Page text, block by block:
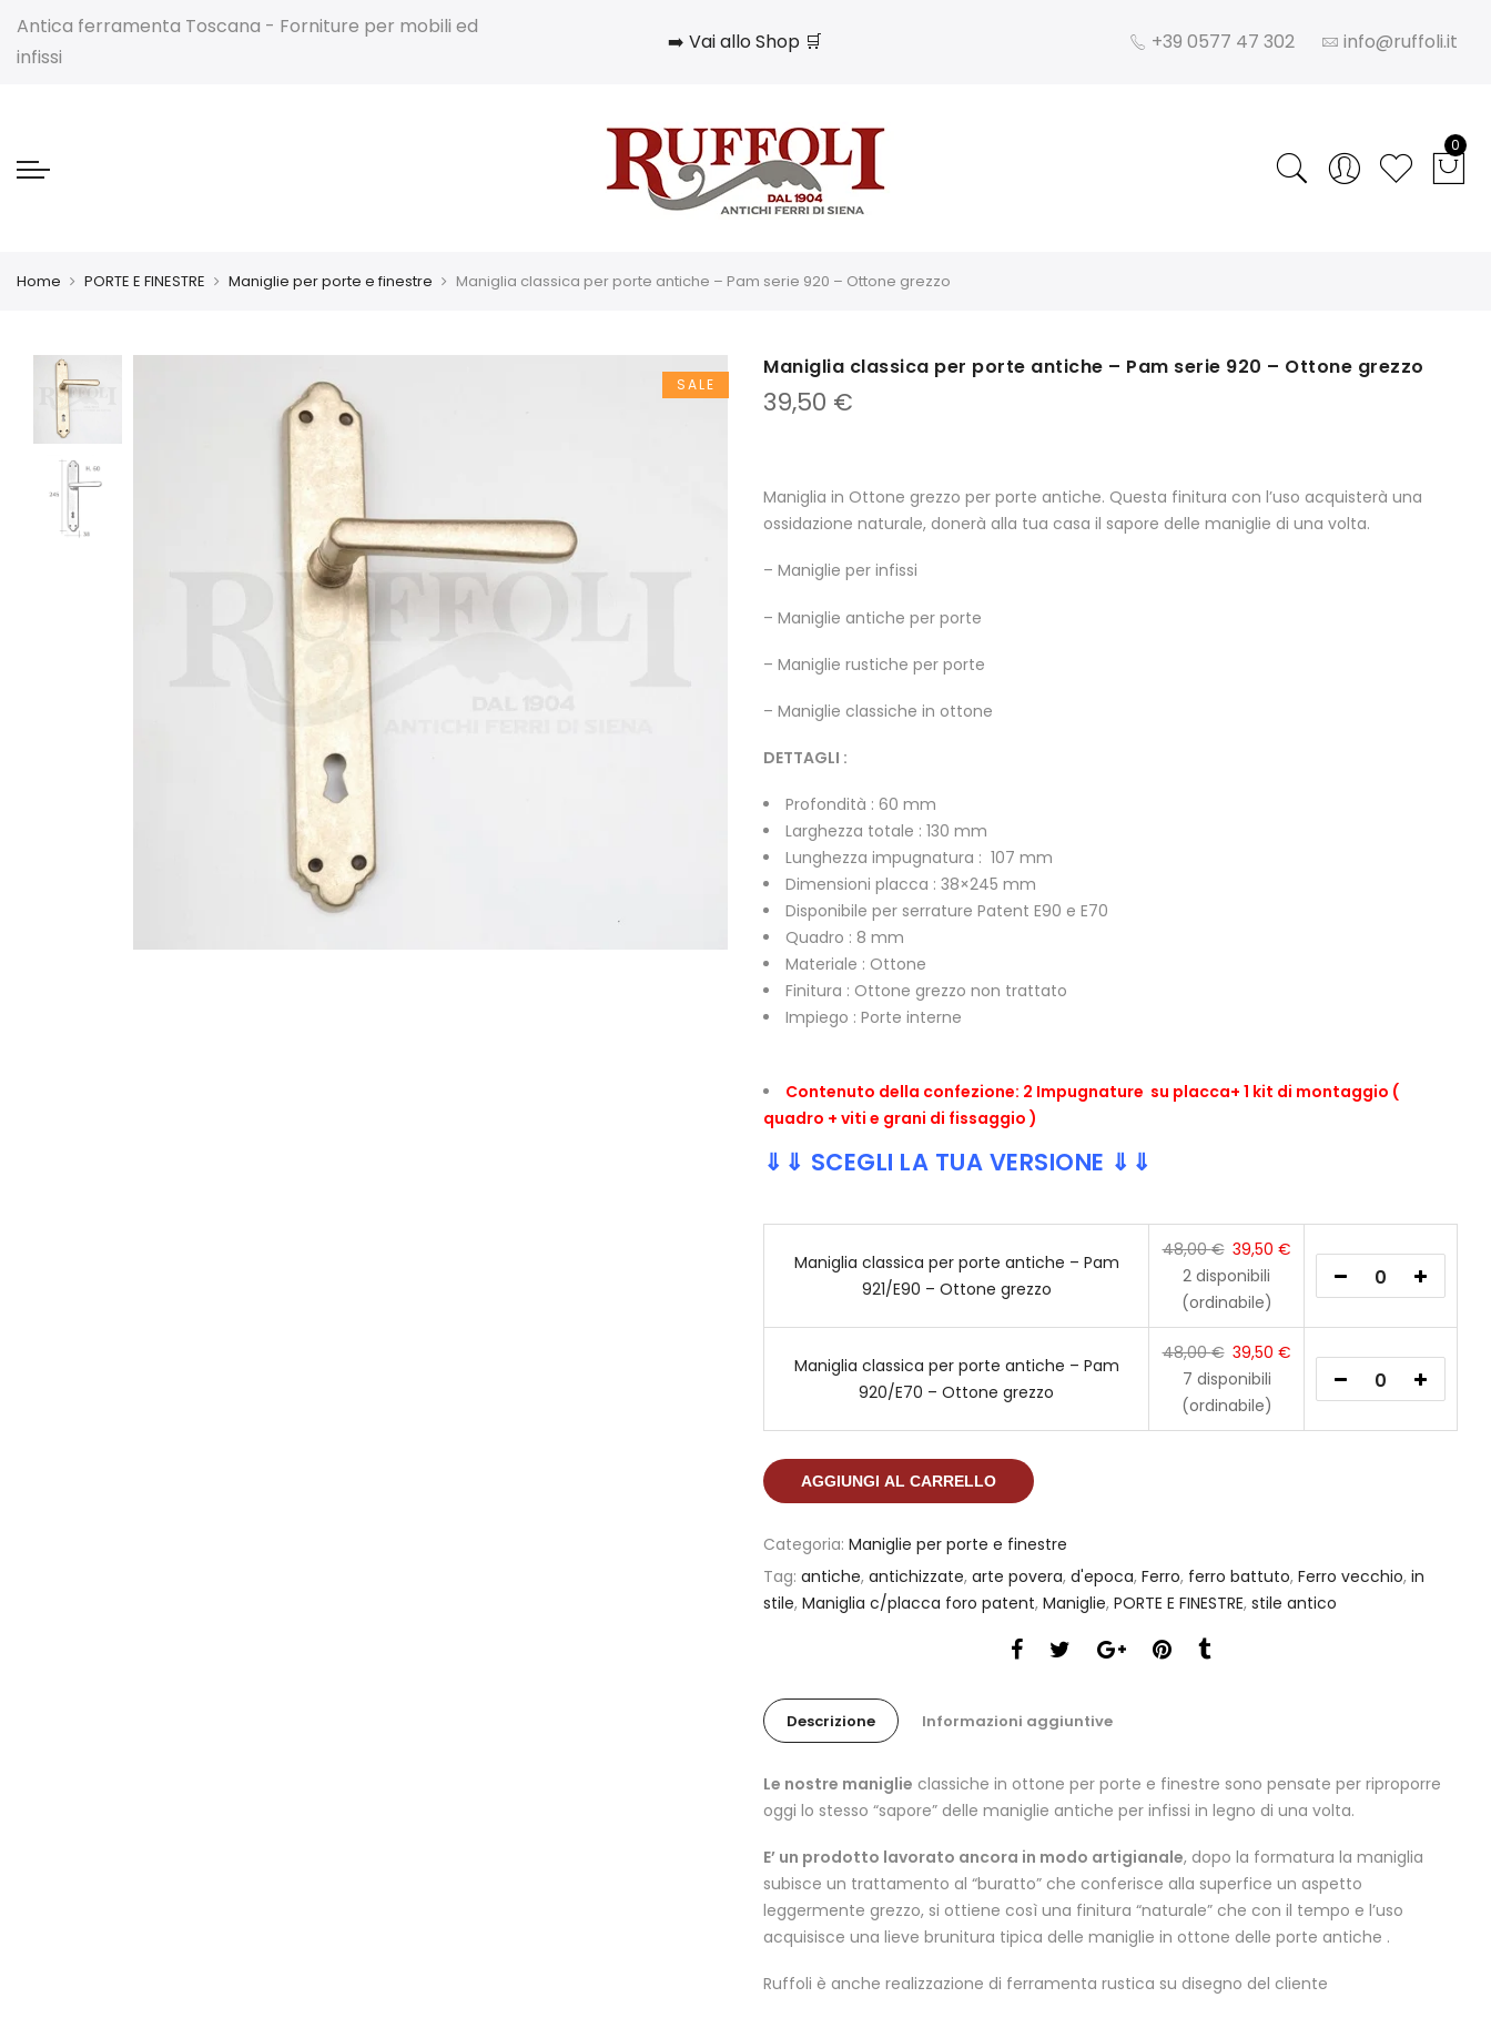
Antica ferramenta Toscana - Forniture per mobili ed
infissi
➡️ Vai allo Shop 🛒 +39 0577 47 302 info@ruffoli.it
0
Home PORTE E FINESTRE Maniglie per porte e finestre Maniglia classica per porte antiche – Pam serie 920 – Ottone grezzo
SALE
Maniglia classica per porte antiche – Pam serie 920 – Ottone grezzo
39,50 €
Maniglia in Ottone grezzo per porte antiche. Questa finitura con l’uso acquisterà una
ossidazione naturale, donerà alla tua casa il sapore delle maniglie di una volta.
– Maniglie per infissi
– Maniglie antiche per porte
– Maniglie rustiche per porte
– Maniglie classiche in ottone
DETTAGLI :
Profondità : 60 mm
Larghezza totale : 130 mm
Lunghezza impugnatura : 107 mm
Dimensioni placca : 38×245 mm
Disponibile per serrature Patent E90 e E70
Quadro : 8 mm
Materiale : Ottone
Finitura : Ottone grezzo non trattato
Impiego : Porte interne
Contenuto della confezione: 2 Impugnature su placca+ 1 kit di montaggio (
quadro + viti e grani di fissaggio )
⇓⇓ SCEGLI LA TUA VERSIONE ⇓⇓
Maniglia classica per porte antiche – Pam
921/E90 – Ottone grezzo
48,00€ 39,50 €
2 disponibili
(ordinabile)
Maniglia classica per porte antiche – Pam
920/E70 – Ottone grezzo
48,00€ 39,50 €
7 disponibili
(ordinabile)
AGGIUNGI AL CARRELLO
Categoria: Maniglie per porte e finestre
Tag: antiche, antichizzate, arte povera, d'epoca, Ferro, ferro battuto, Ferro vecchio, in
stile, Maniglia c/placca foro patent, Maniglie, PORTE E FINESTRE, stile antico
Descrizione Informazioni aggiuntive
Le nostre maniglie classiche in ottone per porte e finestre sono pensate per riproporre
oggi lo stesso “sapore” delle maniglie antiche per infissi in legno di una volta.
E’ un prodotto lavorato ancora in modo artigianale, dopo la formatura la maniglia
subisce un trattamento al “buratto” che conferisce alla superfice un aspetto
leggermente grezzo, si ottiene così una finitura “naturale” che con il tempo e l’uso
acquisisce una lieve brunitura tipica delle maniglie in ottone delle porte antiche .
Ruffoli è anche realizzazione di ferramenta rustica su disegno del cliente